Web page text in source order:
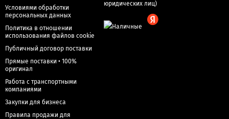
Условиями обработки
персональных данных
Политика в отношении
использования файлов cookie
Публичный договор поставки
Прямые поставки • 100%
оригинал
Работа с транспортными
компаниями
Закупки для бизнеса
Правила продажи для